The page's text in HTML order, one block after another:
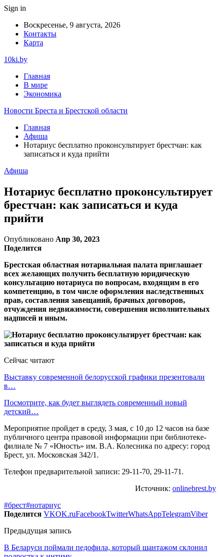
Sign in
Воскресенье, 9 августа, 2026
Контакты
Карта
10ki.by
Главная
В мире
Экономика
Новости Бреста и Брестской области
Главная
Афиша
Нотариус бесплатно проконсультирует брестчан: как
записаться и куда прийти
Афиша
Нотариус бесплатно проконсультирует
брестчан: как записаться и куда
прийти
Опубликовано Апр 30, 2023
Поделится
Брестская областная нотариальная палата приглашает
всех желающих получить бесплатную юридическую
консультацию нотариуса по вопросам, входящим в его
компетенцию, в том числе оформления наследственных
прав, составления завещаний, брачных договоров,
отчуждения недвижимости, совершения исполнительных
надписей и иным.
Сейчас читают
Выставку современной белорусской графики презентовали
в…
Посмотрите, как будет выглядеть современный новый
детский…
Мероприятие пройдет в среду, 3 мая, с 10 до 12 часов на базе
публичного центра правовой информации при библиотеке-
филиале № 7 «Юность» им. В.А. Колесника по адресу: город
Брест, ул. Московская 342/1.
Телефон предварительной записи: 29-11-70, 29-11-71.
Источник: onlinebrest.by
#брест#нотариус
Поделится VKOK.ruFacebookTwitterWhatsAppTelegramViber
Предыдущая запись
В Беларуси поймали педофила, который шантажом склонил